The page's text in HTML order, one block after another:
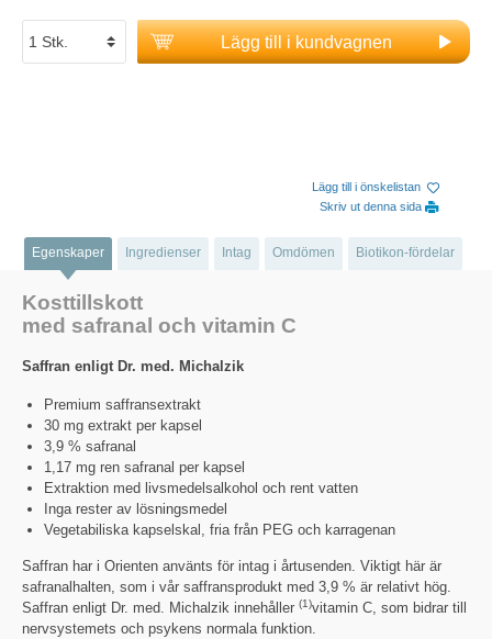
Lägg till i kundvagnen
Lägg till i önskelistan
Skriv ut denna sida
Egenskaper Ingredienser Intag Omdömen Biotikon-fördelar
Kosttillskott
med safranal och vitamin C
Saffran enligt Dr. med. Michalzik
Premium saffransextrakt
30 mg extrakt per kapsel
3,9 % safranal
1,17 mg ren safranal per kapsel
Extraktion med livsmedelsalkohol och rent vatten
Inga rester av lösningsmedel
Vegetabiliska kapselskal, fria från PEG och karragenan
Saffran har i Orienten använts för intag i årtusenden. Viktigt här är
safranalhalten, som i vår saffransprodukt med 3,9 % är relativt hög.
Saffran enligt Dr. med. Michalzik innehåller (1)vitamin C, som bidrar till
nervsystemets och psykens normala funktion.